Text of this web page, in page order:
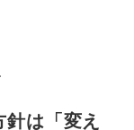
は「変え